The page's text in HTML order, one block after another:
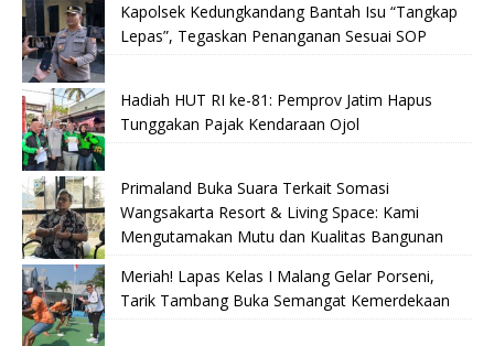
Kapolsek Kedungkandang Bantah Isu “Tangkap
Lepas”, Tegaskan Penanganan Sesuai SOP
Hadiah HUT RI ke-81: Pemprov Jatim Hapus
Tunggakan Pajak Kendaraan Ojol
Primaland Buka Suara Terkait Somasi
Wangsakarta Resort & Living Space: Kami
Mengutamakan Mutu dan Kualitas Bangunan
Meriah! Lapas Kelas I Malang Gelar Porseni,
Tarik Tambang Buka Semangat Kemerdekaan